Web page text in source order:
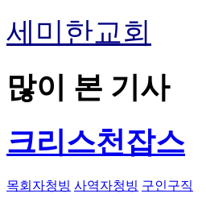
세미한교회
많이 본 기사
크리스천잡스
목회자청빙 사역자청빙 구인구직